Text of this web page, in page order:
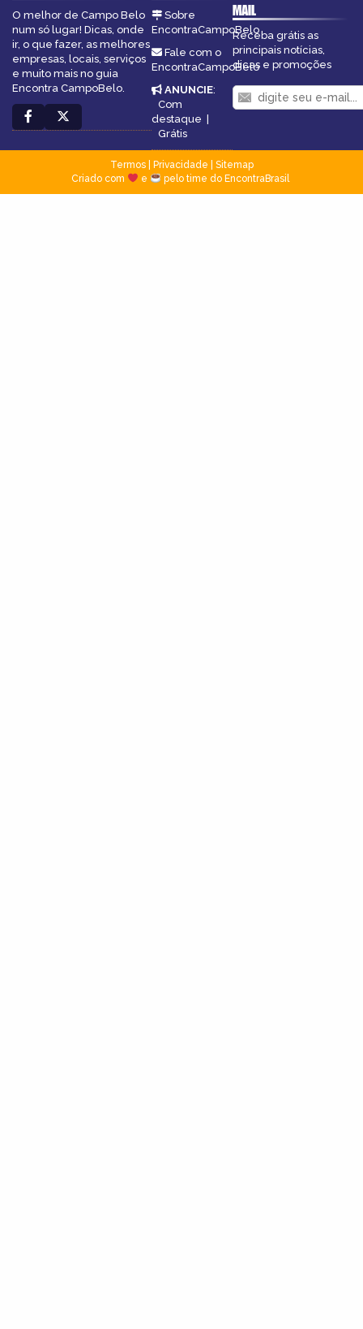
O melhor de Campo Belo
num só lugar! Dicas, onde
ir, o que fazer, as melhores
empresas, locais, serviços
e muito mais no guia
Encontra CampoBelo.
Sobre
EncontraCampoBelo
Fale com o
EncontraCampoBelo
ANUNCIE:
Com
destaque
Grátis
MAIL
Receba grátis as
principais notícias,
dicas e promoções
Termos| Privacidade
Sitemap
Criado com
e pelo time do EncontraBrasil